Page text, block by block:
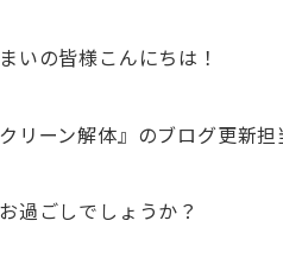
いの皆様こんにちは！
リーン解体』のブログ更新担
過ごしでしょうか？